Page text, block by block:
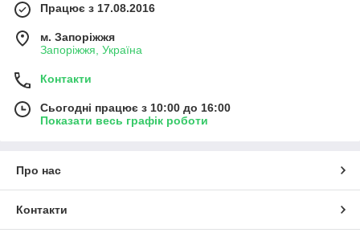
Працює з 17.08.2016
м. Запоріжжя
Запоріжжя, Україна
Контакти
Сьогодні працює з 10:00 до 16:00
Показати весь графік роботи
Про нас
Контакти